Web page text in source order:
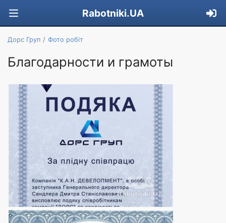
Rabotniki.UA
Дорс Груп Фото робіт
Благодарности и грамоты